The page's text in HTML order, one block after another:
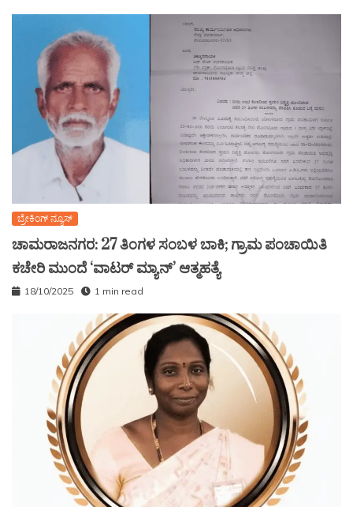
ಬ್ರೇಕಿಂಗ್ ನ್ಯೂಸ್
ಚಾಮರಾಜನಗರ: 27 ತಿಂಗಳ ಸಂಬಳ ಬಾಕಿ; ಗ್ರಾಮ ಪಂಚಾಯಿತಿ
ಕಚೇರಿ ಮುಂದೆ ‘ವಾಟರ್ ಮ್ಯಾನ್’ ಆತ್ಮಹತ್ಯೆ
18/10/2025 1 min read